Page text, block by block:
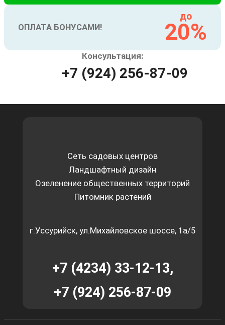
ОПЛАТА БОНУСАМИ!
до
20%
Консультация:
+7 (924) 256-87-09
Сеть садовых центров
Ландшафтный дизайн
Озеленение общественных территорий
Питомник растений
г.Уссурийск, ул.Михайловское шоссе, 1а/5
+7 (4234) 33-12-13,
+7 (924) 256-87-09